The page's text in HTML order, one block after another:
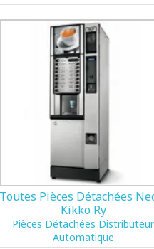
Toutes Pièces Détachées
Kikko Ry
Pièces Détachées Distributeur
Automatique